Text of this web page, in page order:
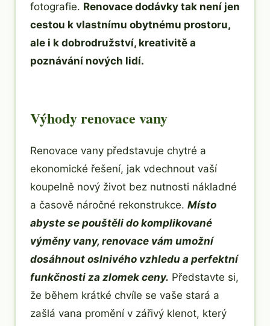
fotografie. Renovace dodávky tak není jen
cestou k vlastnímu obytnému prostoru,
ale i k dobrodružství, kreativitě a
poznávání nových lidí.
Výhody renovace vany
Renovace vany představuje chytré a
ekonomické řešení, jak vdechnout vaší
koupelně nový život bez nutnosti nákladné
a časově náročné rekonstrukce. Místo
abyste se pouštěli do komplikované
výměny vany, renovace vám umožní
dosáhnout oslnivého vzhledu a perfektní
funkčnosti za zlomek ceny. Představte si,
že během krátké chvíle se vaše stará a
zašlá vana promění v zářivý klenot, který